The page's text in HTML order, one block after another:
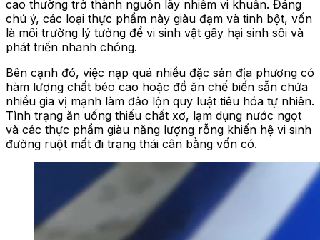
cao thường trở thành nguồn lây nhiễm vi khuẩn. Đáng
chú ý, các loại thực phẩm này giàu đạm và tinh bột, vốn
là môi trường lý tưởng để vi sinh vật gây hại sinh sôi và
phát triển nhanh chóng.
Bên cạnh đó, việc nạp quá nhiều đặc sản địa phương có
hàm lượng chất béo cao hoặc đồ ăn chế biến sẵn chứa
nhiều gia vị mạnh làm đảo lộn quy luật tiêu hóa tự nhiên.
Tình trạng ăn uống thiếu chất xơ, lạm dụng nước ngọt
và các thực phẩm giàu năng lượng rỗng khiến hệ vi sinh
đường ruột mất đi trạng thái cân bằng vốn có.